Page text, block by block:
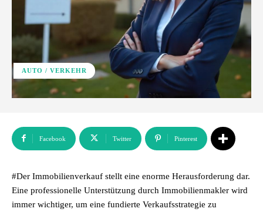
AUTO / VERKEHR
Facebook Twitter Pinterest
#Der Immobilienverkauf stellt eine enorme Herausforderung dar.
Eine professionelle Unterstützung durch Immobilienmakler wird
immer wichtiger, um eine fundierte Verkaufsstrategie zu